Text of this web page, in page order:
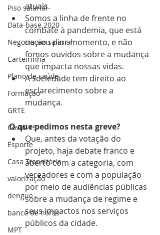
Piso salarial
Data-base 2020
Negociação salarial
Carteirinha
Plano de saúde
Formação
GRTE
Covid-19
Esporte
Casa Transitória
valorização
dengue
banco de horas
MPT
atuais.
Somos a linha de frente no
combate à pandemia, que está
no seu pior momento, e não
fomos ouvidos sobre a mudança
que impacta nossas vidas.
A sociedade tem direito ao
esclarecimento sobre a
mudança.
O que pedimos nesta greve?
Que, antes da votação do
projeto, haja debate franco e
aberto com a categoria, com
vereadores e com a população
por meio de audiências públicas
sobre a mudança de regime e
seus impactos nos serviços
públicos da cidade.